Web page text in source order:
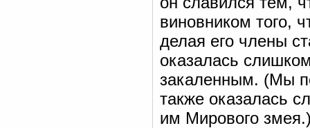
виновником того,
делая его члены
оказалась
закаленным. (Мы
также оказалась
им Мирового